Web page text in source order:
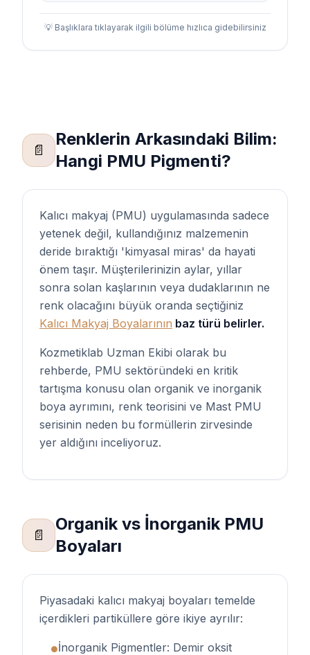
💡 Başlıklara tıklayarak ilgili bölüme hızlıca gidebilirsiniz
📄
Renklerin Arkasındaki Bilim:
Hangi PMU Pigmenti?
Kalıcı makyaj (PMU) uygulamasında sadece
yetenek değil, kullandığınız malzemenin
deride bıraktığı 'kimyasal miras' da hayati
önem taşır. Müşterilerinizin aylar, yıllar
sonra solan kaşlarının veya dudaklarının ne
renk olacağını büyük oranda seçtiğiniz
Kalıcı Makyaj Boyalarının baz türü belirler.
Kozmetiklab Uzman Ekibi olarak bu
rehberde, PMU sektöründeki en kritik
tartışma konusu olan organik ve inorganik
boya ayrımını, renk teorisini ve Mast PMU
serisinin neden bu formüllerin zirvesinde
yer aldığını inceliyoruz.
📄
Organik vs İnorganik PMU
Boyaları
Piyasadaki kalıcı makyaj boyaları temelde
içerdikleri partiküllere göre ikiye ayrılır:
●İnorganik Pigmentler: Demir oksit